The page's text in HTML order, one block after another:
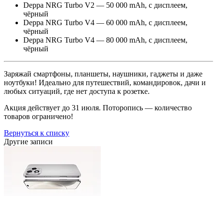
Deppa NRG Turbo V2 — 50 000 mAh, с дисплеем,
чёрный
Deppa NRG Turbo V4 — 60 000 mAh, с дисплеем,
чёрный
Deppa NRG Turbo V4 — 80 000 mAh, с дисплеем,
чёрный
Заряжай смартфоны, планшеты, наушники, гаджеты и даже
ноутбуки! Идеально для путешествий, командировок, дачи и
любых ситуаций, где нет доступа к розетке.
Акция действует до 31 июля. Поторопись — количество
товаров ограничено!
Вернуться к списку
Другие записи